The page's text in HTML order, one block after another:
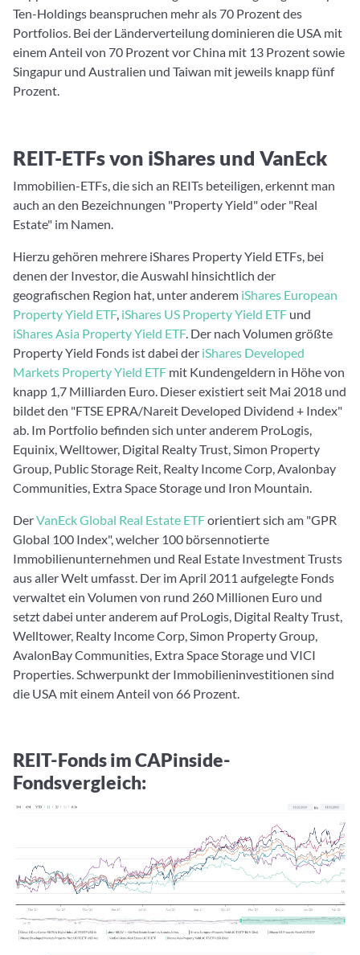
Ten-Holdings beanspruchen mehr als 70 Prozent des
Portfolios. Bei der Länderverteilung dominieren die USA mit
einem Anteil von 70 Prozent vor China mit 13 Prozent sowie
Singapur und Australien und Taiwan mit jeweils knapp fünf
Prozent.
REIT-ETFs von iShares und VanEck
Immobilien-ETFs, die sich an REITs beteiligen, erkennt man
auch an den Bezeichnungen "Property Yield" oder "Real
Estate" im Namen.
Hierzu gehören mehrere iShares Property Yield ETFs, bei
denen der Investor, die Auswahl hinsichtlich der
geografischen Region hat, unter anderem iShares European
Property Yield ETF, iShares US Property Yield ETF und
iShares Asia Property Yield ETF. Der nach Volumen größte
Property Yield Fonds ist dabei der iShares Developed
Markets Property Yield ETF mit Kundengeldern in Höhe von
knapp 1,7 Milliarden Euro. Dieser existiert seit Mai 2018 und
bildet den "FTSE EPRA/Nareit Developed Dividend + Index"
ab. Im Portfolio befinden sich unter anderem ProLogis,
Equinix, Welltower, Digital Realty Trust, Simon Property
Group, Public Storage Reit, Realty Income Corp, Avalonbay
Communities, Extra Space Storage und Iron Mountain.
DerVanEck Global Real Estate ETForientiert sich am "GPR
Global 100 Index", welcher 100 börsennotierte
Immobilienunternehmen und Real Estate Investment Trusts
aus aller Welt umfasst. Der im April 2011 aufgelegte Fonds
verwaltet ein Volumen von rund 260 Millionen Euro und
setzt dabei unter anderem auf ProLogis, Digital Realty Trust,
Welltower, Realty Income Corp, Simon Property Group,
AvalonBay Communities, Extra Space Storage und VICI
Properties. Schwerpunkt der Immobilieninvestitionen sind
die USA mit einem Anteil von 66 Prozent.
REIT-Fonds imCAPinside-
Fondsvergleich: